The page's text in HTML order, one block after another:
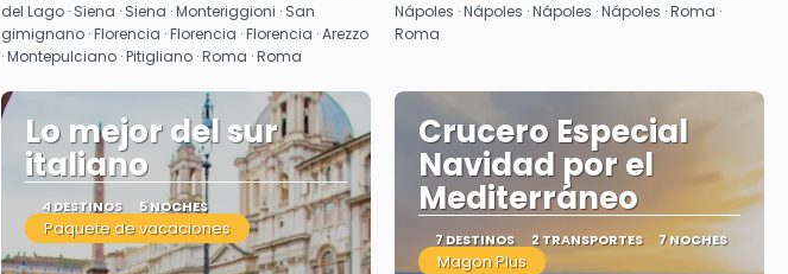
del Lago · Siena · Siena · Monteriggioni · San
gimignano · Florencia · Florencia · Florencia · Arezzo
· Montepulciano · Pitigliano · Roma · Roma
Nápoles · Nápoles · Nápoles · Nápoles · Roma ·
Roma
Lo mejor del sur
italiano
4 DESTINOS 5 NOCHES
Paquete de vacaciones
Crucero Especial
Navidad por el
Mediterráneo
7 DESTINOS 2 TRANSPORTES 7 NOCHES
Magon Plus